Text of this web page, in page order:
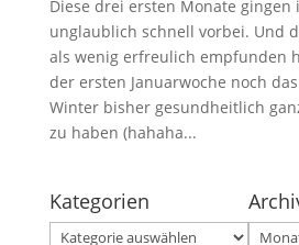
Diese drei ersten Monate gingen
unglaublich schnell vorbei. Und
als wenig erfreulich empfunden
der ersten Januarwoche noch
Winter bisher gesundheitlich
zu haben (hahaha...
Kategorien
Kategorien
Archiv